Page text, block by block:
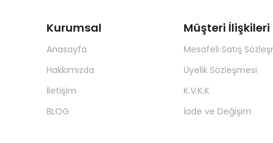
Kurumsal
Anasayfa
Hakkımızda
İletişim
BLOG
Müşteri İlişkileri
Mesafeli Satış
Üyelik Sözleşmesi
K.V.K.K
İade ve Değişim